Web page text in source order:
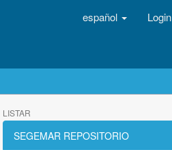
español Login
LISTAR
SEGEMAR REPOSITORIO